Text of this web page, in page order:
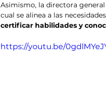
Asimismo, la directora
cual se alinea a las
certificar habilidades y
https://youtu.be/